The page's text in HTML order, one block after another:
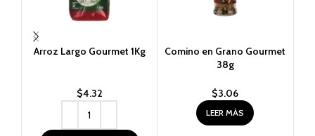
Arroz Largo Gourmet 1Kg
$4.32
Comino en Grano Gourmet
38g
$3.06
LEER MÁS